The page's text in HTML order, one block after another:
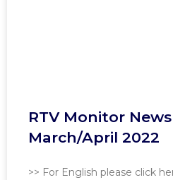
RTV Monitor
March/April 2022
>> For English please click